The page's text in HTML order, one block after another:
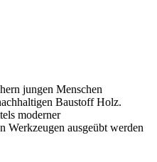
jungen Menschen
Baustoff Holz.
moderner
Werkzeugen ausgeübt werden